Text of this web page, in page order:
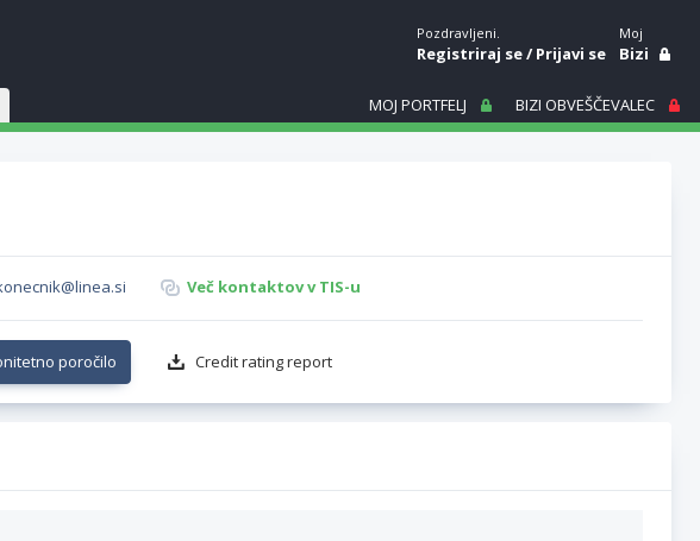
Pozdravljeni.
Registriraj se/Prijavi se
Moj
Bizi
MOJ PORTFELJ BIZI OBVEŠČEVALEC
Več kontaktov v TIS-u
poročilo Credit rating report